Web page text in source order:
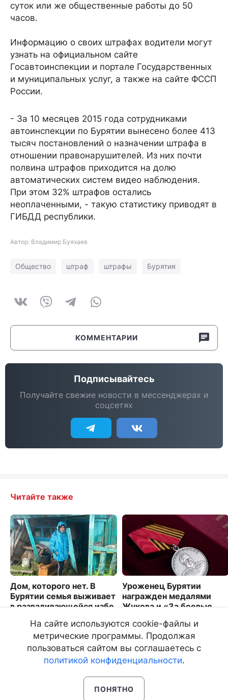
суток или же общественные работы до 50
часов.
Информацию о своих штрафах водители могут
узнать на официальном сайте
Госавтоинспекции и портале Государственных
и муниципальных услуг, а также на сайте ФССП
России.
- За 10 месяцев 2015 года сотрудниками
автоинспекции по Бурятии вынесено более 413
тысяч постановлений о назначении штрафа в
отношении правонарушителей. Из них почти
полвина штрафов приходится на долю
автоматических систем видео наблюдения.
При этом 32% штрафов остались
неоплаченными, - такую статистику приводят в
ГИБДД республики.
Автор: Владимир Буяхаев
Общество штраф штрафы Бурятия
КОММЕНТАРИИ
Подписывайтесь
Получайте свежие новости в мессенджерах и
соцсетях
Читайте также
Дом, которого нет. В
Бурятии семья выживает
в разваливающейся избе
4864
Уроженец Бурятии
награжден медалями
Жукова и «За боевые
2312
На сайте используются cookie-файлы и
метрические программы. Продолжая
пользоваться сайтом вы соглашаетесь с
политикой конфиденциальности.
ПОНЯТНО